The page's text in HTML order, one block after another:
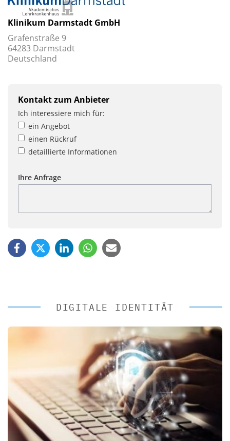
Klinikum Darmstadt GmbH
Grafenstraße 9
64283 Darmstadt
Deutschland
Kontakt zum Anbieter
Ich interessiere mich für:
ein Angebot
einen Rückruf
detaillierte Informationen
Ihre Anfrage
DIGITALE IDENTITÄT